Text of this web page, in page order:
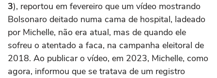
3), reportou em fevereiro que um vídeo mostrando
Bolsonaro deitado numa cama de hospital, ladeado
por Michelle, não era atual, mas de quando ele
sofreu o atentado a faca, na campanha eleitoral de
2018. Ao publicar o vídeo, em 2023, Michelle, como
agora, informou que se tratava de um registro